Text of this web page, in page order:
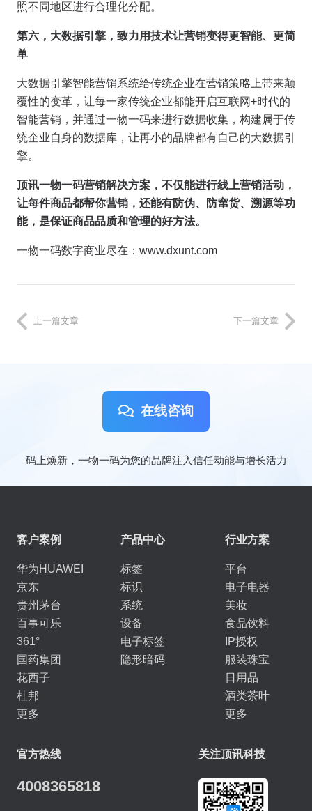
照不同地区进行合理化分配。
第六，大数据引擎，致力用技术让营销变得更智能、更简
单
大数据引擎智能营销系统给传统企业在营销策略上带来颠
覆性的变革，让每一家传统企业都能开启互联网+时代的
智能营销，并通过一物一码来进行数据收集，构建属于传
统企业自身的数据库，让再小的品牌都有自己的大数据引
擎。
顶讯一物一码营销解决方案，不仅能进行线上营销活动，
让每件商品都帮你营销，还能有防伪、防窜货、溯源等功
能，是保证商品品质和管理的好方法。
一物一码数字商业尽在：www.dxunt.com
上一篇文章 下一篇文章
在线咨询
码上焕新，一物一码为您的品牌注入信任动能与增长活力
客户案例
华为HUAWEI
京东
贵州茅台
百事可乐
361°
国药集团
花西子
杜邦
更多
产品中心
标签
标识
系统
设备
电子标签
隐形暗码
行业方案
平台
电子电器
美妆
食品饮料
IP授权
服装珠宝
日用品
酒类茶叶
更多
官方热线
4008365818
关注顶讯科技